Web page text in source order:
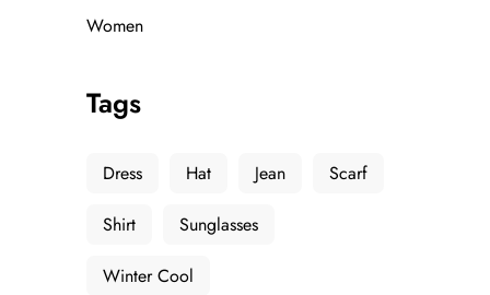
Women
Tags
Dress Hat Jean Scarf
Shirt Sunglasses
Winter Cool